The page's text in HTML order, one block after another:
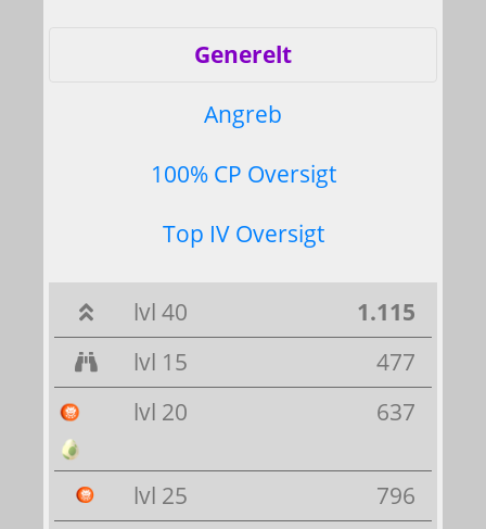
Generelt
Angreb
100% CP Oversigt
Top IV Oversigt
1.115
lvl 40
477
lvl 15
637
lvl 20
796
lvl 25